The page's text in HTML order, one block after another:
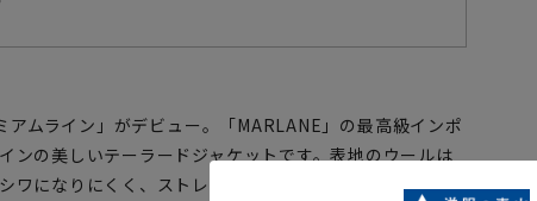
ムライン」がデビュー。「MARLANE」の最高級インポ
ンの美しいテーラードジャケットです。表地のウールは
ワになりにくく、ストレッチ性のある素材、付属にもキ